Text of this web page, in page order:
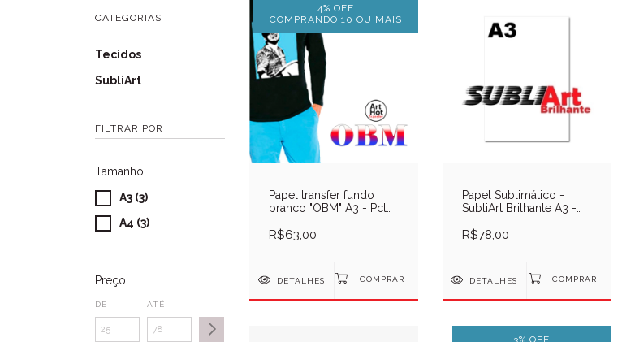
CATEGORIAS
Tecidos
SubliArt
FILTRAR POR
Tamanho
A3 (3)
A4 (3)
Preço
DE ATÉ
4% OFF
COMPRANDO 10 OU MAIS
Papel transfer fundo
branco "OBM" A3 - Pcte
R$63,00
DETALHES
Papel Sublimático -
SubliArt Brilhante A3 -
- Pcte
R$78,00
DETALHES
3% OFF